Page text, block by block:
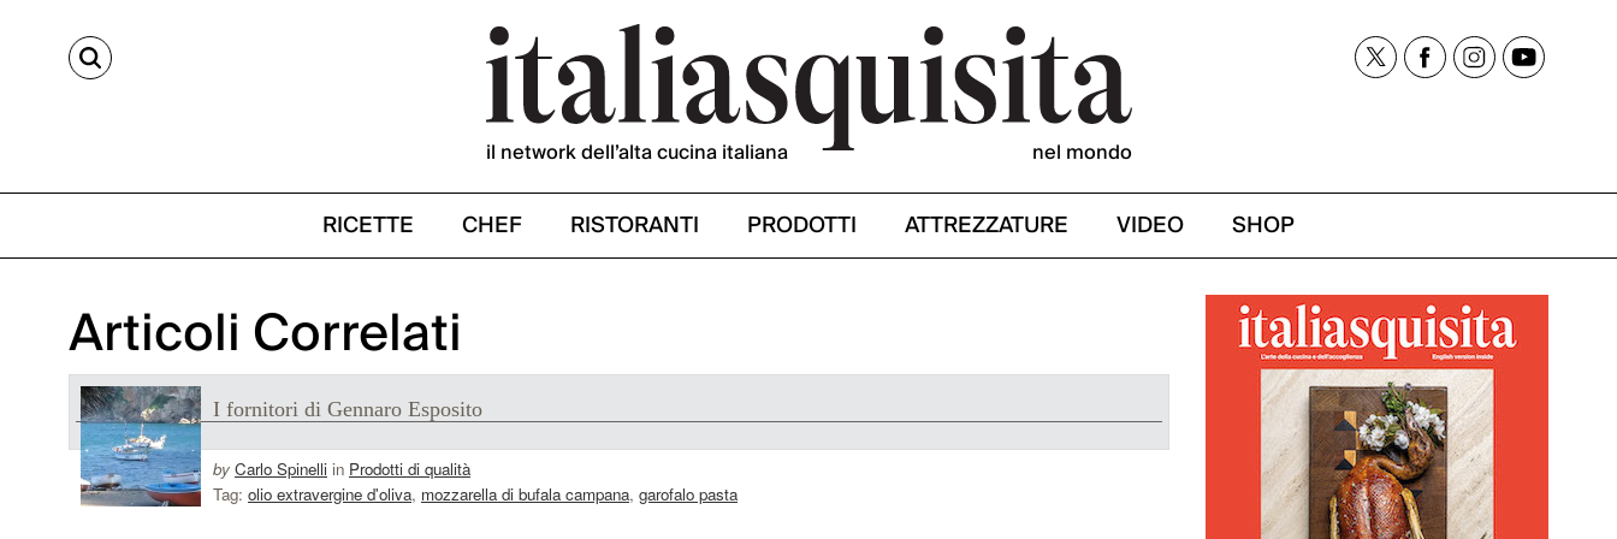
CERCA
il network dell’alta cucina italiana nel mondo
RICETTE CHEF RISTORANTI PRODOTTI ATTREZZATURE VIDEO SHOP
Articoli Correlati
I fornitori di Gennaro Esposito
by Carlo Spinelli in Prodotti di qualità
Tag: olio extravergine d'oliva, mozzarella di bufala campana, garofalo pasta